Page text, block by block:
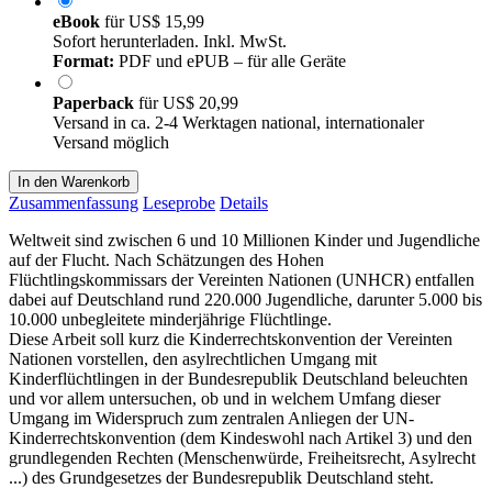
eBook fürUS$ 15,99
Sofort herunterladen. Inkl. MwSt.
Format: PDF und ePUB – für alle Geräte
Paperback fürUS$ 20,99
Versand in ca. 2-4 Werktagen national, internationaler
Versand möglich
In den Warenkorb
Zusammenfassung Leseprobe Details
Weltweit sind zwischen 6 und 10 Millionen Kinder und Jugendliche
auf der Flucht. Nach Schätzungen des Hohen
Flüchtlingskommissars der Vereinten Nationen (UNHCR) entfallen
dabei auf Deutschland rund 220.000 Jugendliche, darunter 5.000 bis
10.000 unbegleitete minderjährige Flüchtlinge.
Diese Arbeit soll kurz die Kinderrechtskonvention der Vereinten
Nationen vorstellen, den asylrechtlichen Umgang mit
Kinderflüchtlingen in der Bundesrepublik Deutschland beleuchten
und vor allem untersuchen, ob und in welchem Umfang dieser
Umgang im Widerspruch zum zentralen Anliegen der UN-
Kinderrechtskonvention (dem Kindeswohl nach Artikel 3) und den
grundlegenden Rechten (Menschenwürde, Freiheitsrecht, Asylrecht
...) des Grundgesetzes der Bundesrepublik Deutschland steht.